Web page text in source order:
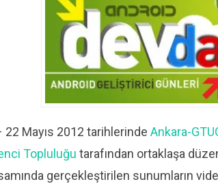
22 Mayıs 2012 tarihlerinde Ankara-
Topluluğu tarafından ortaklaşa
gerçekleştirilen sunumların